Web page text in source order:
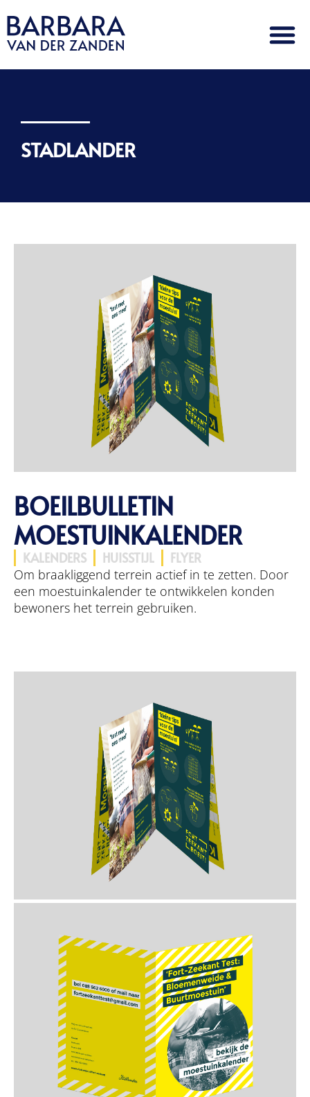
STADLANDER
BOEILBULLETIN
MOESTUINKALENDER
KALENDERS HUISSTIJL
FLYER
Om braakliggend terrein actief in te zetten. Door
een moestuinkalender te ontwikkelen konden
bewoners het terrein gebruiken.